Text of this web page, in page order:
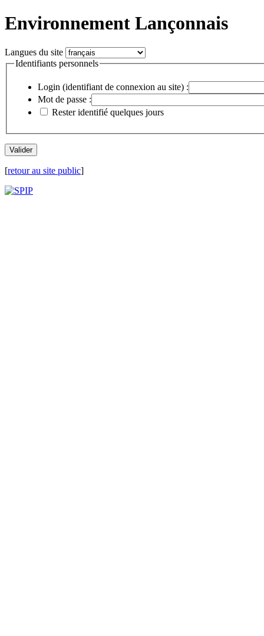
Environnement Lançonnais
Langues du site
Identifiants personnels
Login (identifiant de connexion au site) :
Mot de passe :
Rester identifié quelques jours
[retour au site public]